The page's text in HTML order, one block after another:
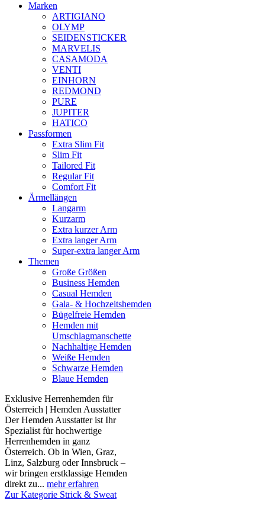
Marken
ARTIGIANO
OLYMP
SEIDENSTICKER
MARVELIS
CASAMODA
VENTI
EINHORN
REDMOND
PURE
JUPITER
HATICO
Passformen
Extra Slim Fit
Slim Fit
Tailored Fit
Regular Fit
Comfort Fit
Ärmellängen
Langarm
Kurzarm
Extra kurzer Arm
Extra langer Arm
Super-extra langer Arm
Themen
Große Größen
Business Hemden
Casual Hemden
Gala- & Hochzeitshemden
Bügelfreie Hemden
Hemden mit
Umschlagmanschette
Nachhaltige Hemden
Weiße Hemden
Schwarze Hemden
Blaue Hemden
Exklusive Herrenhemden für
Österreich | Hemden Ausstatter
Der Hemden Ausstatter ist Ihr
Spezialist für hochwertige
Herrenhemden in ganz
Österreich. Ob in Wien, Graz,
Linz, Salzburg oder Innsbruck –
wir bringen erstklassige Hemden
direkt zu... mehr erfahren
Zur Kategorie Strick & Sweat